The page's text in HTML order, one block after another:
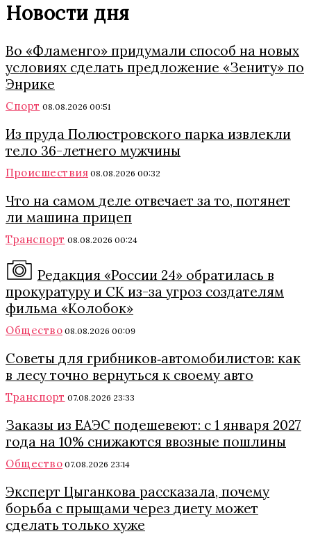
Новости дня
Во «Фламенго» придумали способ на новых
условиях сделать предложение «Зениту» по
Энрике
Спорт 08.08.2026 00:51
Из пруда Полюстровского парка извлекли
тело 36-летнего мужчины
Происшествия 08.08.2026 00:32
Что на самом деле отвечает за то, потянет
ли машина прицеп
Транспорт 08.08.2026 00:24
Редакция «России 24» обратилась в
прокуратуру и СК из-за угроз создателям
фильма «Колобок»
Общество 08.08.2026 00:09
Советы для грибников‑автомобилистов: как
в лесу точно вернуться к своему авто
Транспорт 07.08.2026 23:33
Заказы из ЕАЭС подешевеют: с 1 января 2027
года на 10% снижаются ввозные пошлины
Общество 07.08.2026 23:14
Эксперт Цыганкова рассказала, почему
борьба с прыщами через диету может
сделать только хуже